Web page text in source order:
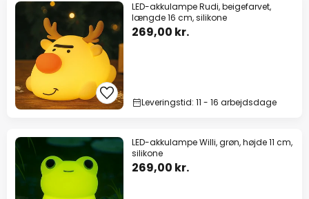
LED-akkulampe Rudi, beigefarvet,
længde 16 cm, silikone
269,00 kr.
Leveringstid: 11 - 16 arbejdsdage
LED-akkulampe Willi, grøn, højde 11 cm,
silikone
269,00 kr.